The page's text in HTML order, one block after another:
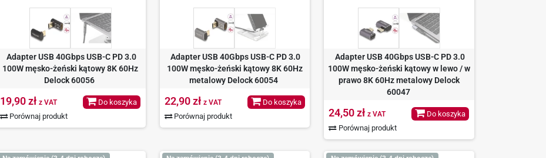
Adapter USB 40Gbps USB-C PD 3.0
100W męsko-żeński kątowy 8K 60Hz
Delock 60056
19,90 zł z VAT
Porównaj produkt
Do koszyka
Adapter USB 40Gbps USB-C PD 3.0
100W męsko-żeński kątowy 8K 60Hz
metalowy Delock 60054
22,90 zł z VAT
Porównaj produkt
Do koszyka
Adapter USB 40Gbps USB-C PD 3.0
100W męsko-żeński kątowy w lewo / w
prawo 8K 60Hz metalowy Delock
60047
24,50 złz VAT
Porównaj produkt
Do koszyka